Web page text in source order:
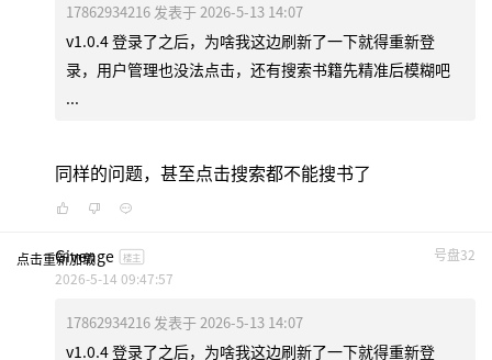
17862934216 发表于 2026-5-13 14:07
v1.0.4 登录了之后，为啥我这边刷新了一下就得重新登
录，用户管理也没法点击，还有搜索书籍先精准后模糊吧
...
同样的问题，甚至点击搜索都不能搜书了
点击重新加载 号盘32
Givenge 楼主
2026-5-14 09:47:57
17862934216 发表于 2026-5-13 14:07
v1.0.4 登录了之后，为啥我这边刷新了一下就得重新登